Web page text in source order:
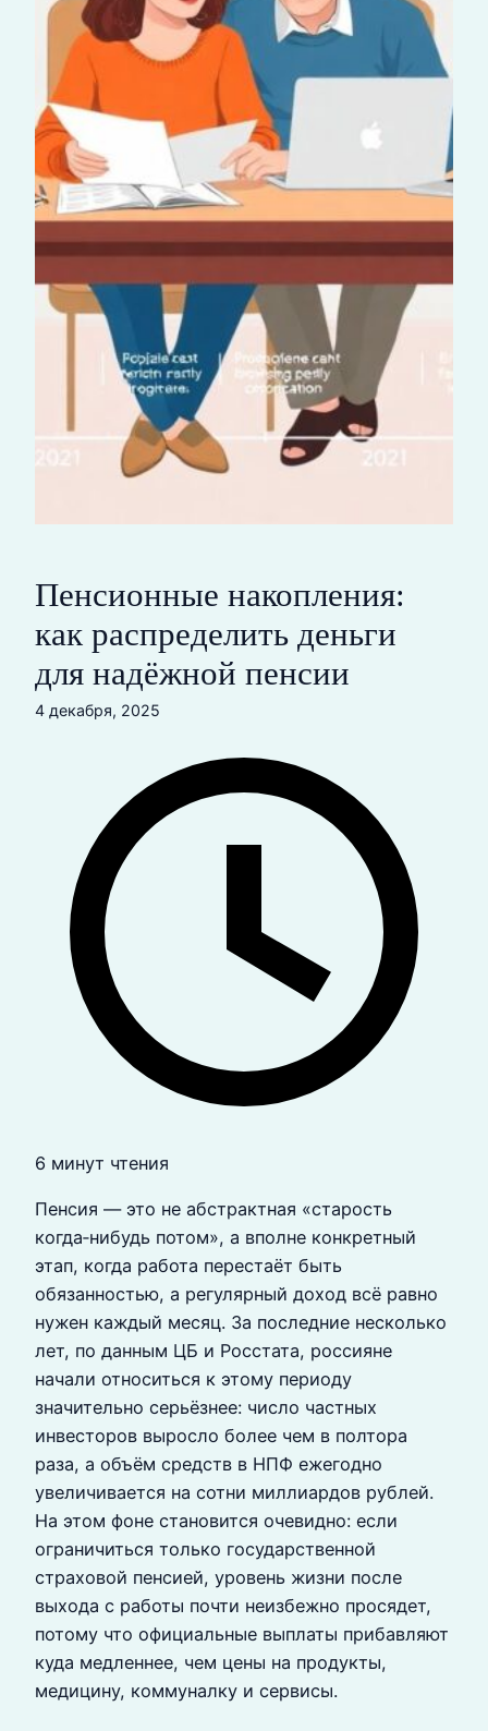
Пенсионные накопления:
как распределить деньги
для надёжной пенсии
4 декабря, 2025
6 минут чтения
Пенсия — это не абстрактная «старость
когда‑нибудь потом», а вполне конкретный
этап, когда работа перестаёт быть
обязанностью, а регулярный доход всё равно
нужен каждый месяц. За последние несколько
лет, по данным ЦБ и Росстата, россияне
начали относиться к этому периоду
значительно серьёзнее: число частных
инвесторов выросло более чем в полтора
раза, а объём средств в НПФ ежегодно
увеличивается на сотни миллиардов рублей.
На этом фоне становится очевидно: если
ограничиться только государственной
страховой пенсией, уровень жизни после
выхода с работы почти неизбежно просядет,
потому что официальные выплаты прибавляют
куда медленнее, чем цены на продукты,
медицину, коммуналку и сервисы.